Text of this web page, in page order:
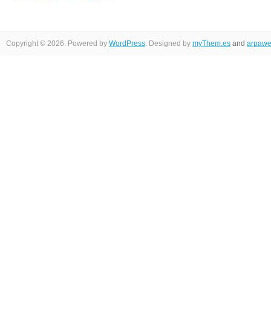
Copyright © 2026. Powered by WordPress. Designed by myThem.es and